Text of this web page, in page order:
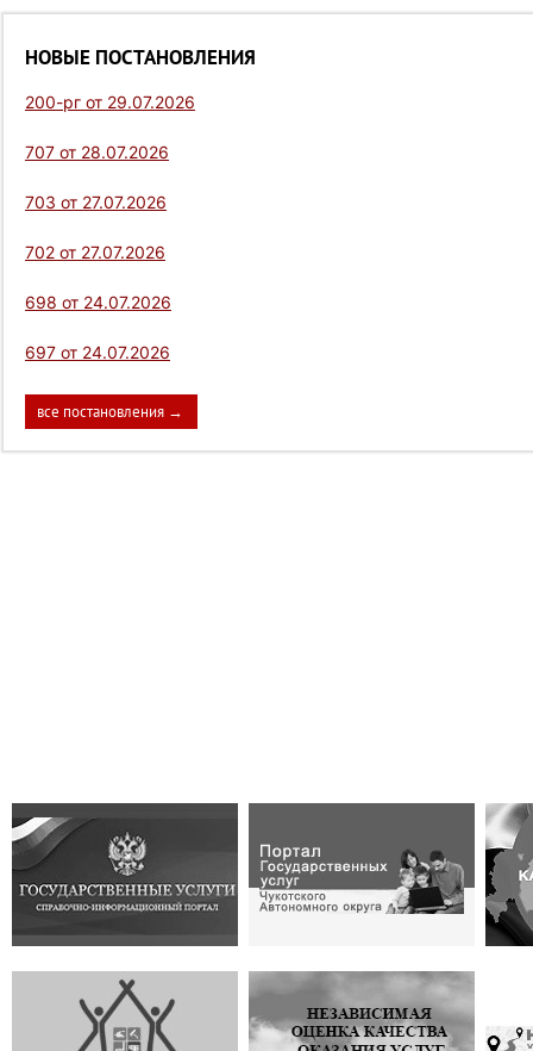
НОВЫЕ ПОСТАНОВЛЕНИЯ
200-рг от 29.07.2026
707 от 28.07.2026
703 от 27.07.2026
702 от 27.07.2026
698 от 24.07.2026
697 от 24.07.2026
все постановления →